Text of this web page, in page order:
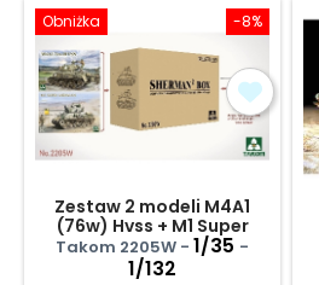
-8%
Obniżka
Zestaw 2 modeli M4A1
(76w) Hvss + M1 Super
Sherman + ametykański
czołgista 1/16
Takom 2205W - 1/35 -
1/132